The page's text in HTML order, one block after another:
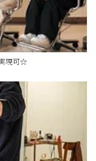
現可☆